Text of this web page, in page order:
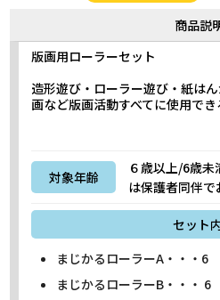
商品説
版画用ローラーセット
造形遊び・ローラー遊び・紙は
画など版画活動すべてに使用でき
対象年齢
６歳以上/6歳
は保護者同伴で
セット
まじかるローラーA・・・6
まじかるローラーB・・・ 6